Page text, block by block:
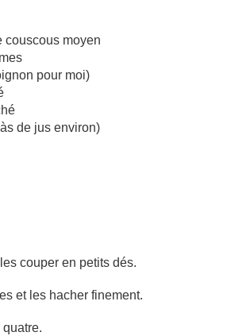
couscous moyen
pour moi)
de jus environ)
couper en petits dés.
et les hacher finement.